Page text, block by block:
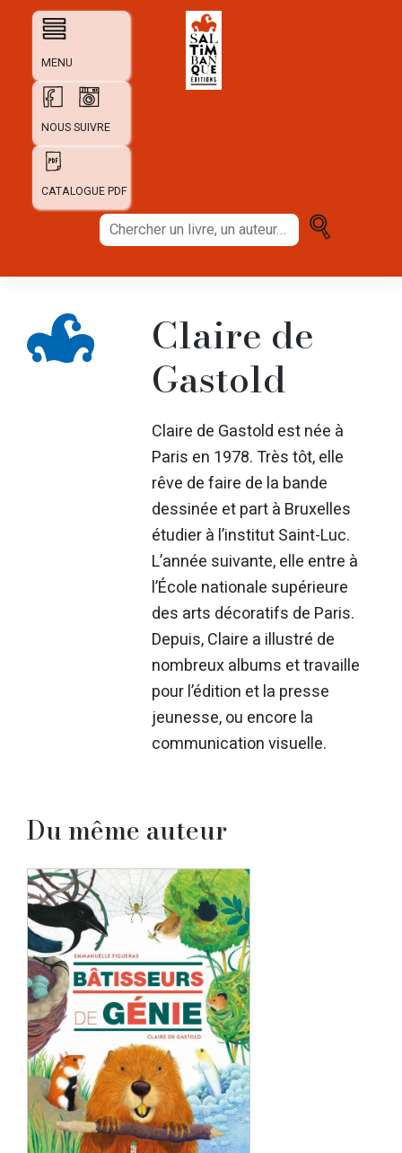
MENU
NOUS SUIVRE
CATALOGUE PDF
Chercher
un
Claire de
Gastold
Claire de Gastold est née à
Paris en 1978. Très tôt, elle
rêve de faire de la bande
dessinée et part à Bruxelles
étudier à l’institut Saint-Luc.
L’année suivante, elle entre à
l’École nationale supérieure
des arts décoratifs de Paris.
Depuis, Claire a illustré de
nombreux albums et travaille
pour l’édition et la presse
jeunesse, ou encore la
communication visuelle.
Du même auteur